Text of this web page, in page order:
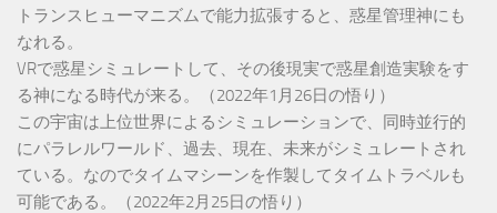
トランスヒューマニズムで能力拡張すると、惑星管理神にも
なれる。
VRで惑星シミュレートして、その後現実で惑星創造実験をす
る神になる時代が来る。（2022年1月26日の悟り）
この宇宙は上位世界によるシミュレーションで、同時並行的
にパラレルワールド、過去、現在、未来がシミュレートされ
ている。なのでタイムマシーンを作製してタイムトラベルも
可能である。（2022年2月25日の悟り）